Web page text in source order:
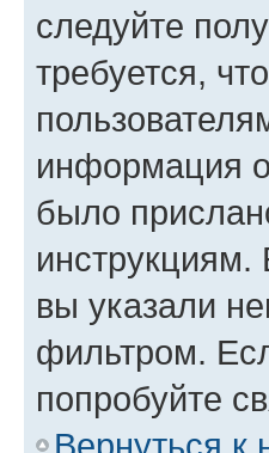
следуйте
требуется,
информация
было
вы указали
фильтром.
попробуйте
Вернуться к